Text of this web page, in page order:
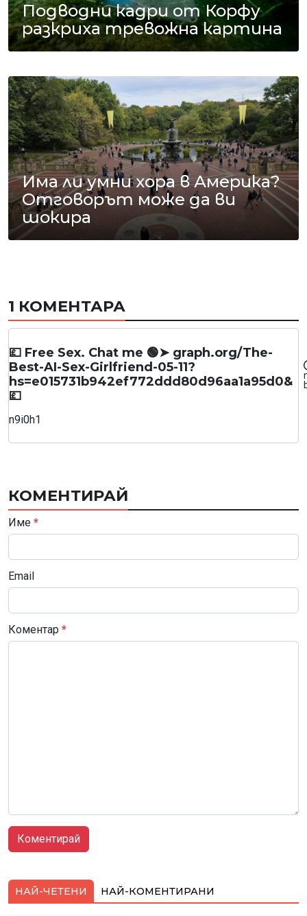
Подводни кадри от Корфу
разкриха тревожна картина
Има ли умни хора в Америка?
Отговорът може да ви
шокира
1 КОМЕНТАРА
💷 Free Sex. Chat me 🟢➤ graph.org/The-
Best-AI-Sex-Girlfriend-05-11?
hs=e015731b942ef772ddd80d96aa1a95d0&
💷
n9i0h1
КОМЕНТИРАЙ
Име *
Email
Коментар *
НАЙ-ЧЕТЕНИ НАЙ-КОМЕНТИРАНИ